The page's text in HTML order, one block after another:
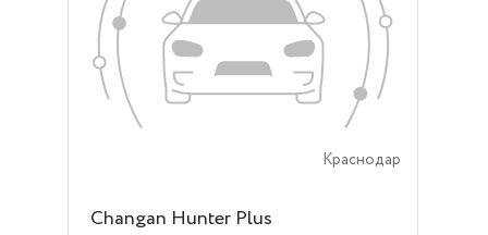
Краснодар
Changan Hunter Plus